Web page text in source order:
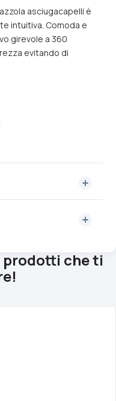
asciugacapelli è
intuitiva. Comoda e
girevole a 360
evitando di
che ti